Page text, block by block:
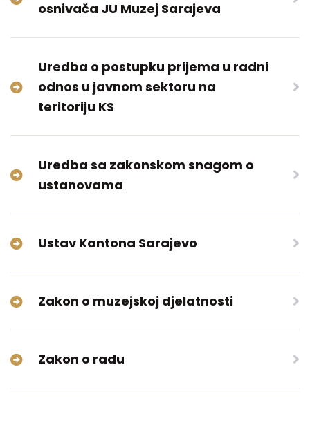
osnivača JU Muzej Sarajeva
Uredba o postupku prijema u radni
odnos u javnom sektoru na
teritoriju KS
Uredba sa zakonskom snagom o
ustanovama
Ustav Kantona Sarajevo
Zakon o muzejskoj djelatnosti
Zakon o radu